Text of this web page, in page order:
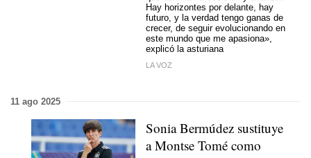
Hay horizontes por delante, hay
futuro, y la verdad tengo ganas de
crecer, de seguir evolucionando en
este mundo que me apasiona»,
explicó la asturiana
LA VOZ
11 ago 2025
Sonia Bermúdez sustituye
a Montse Tomé como